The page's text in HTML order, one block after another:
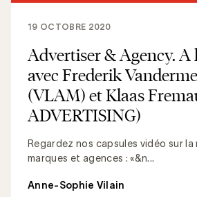
Advertiser & Agency. A
avec Frederik
(VLAM) et Klaas
ADVERTISING)
Regardez nos capsules vidéo sur
marques et agences : «&n...
19 OCTOBRE 2020
Anne-Sophie Vilain